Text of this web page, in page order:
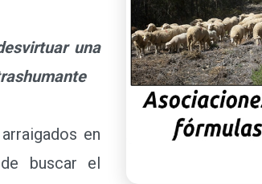
una
en
buscar el